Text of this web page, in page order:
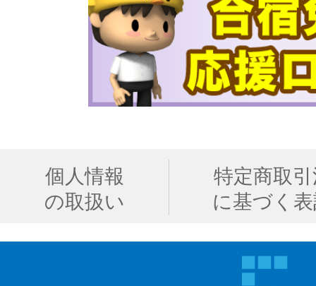
個人情報
の取扱い
特定商取
に基づく